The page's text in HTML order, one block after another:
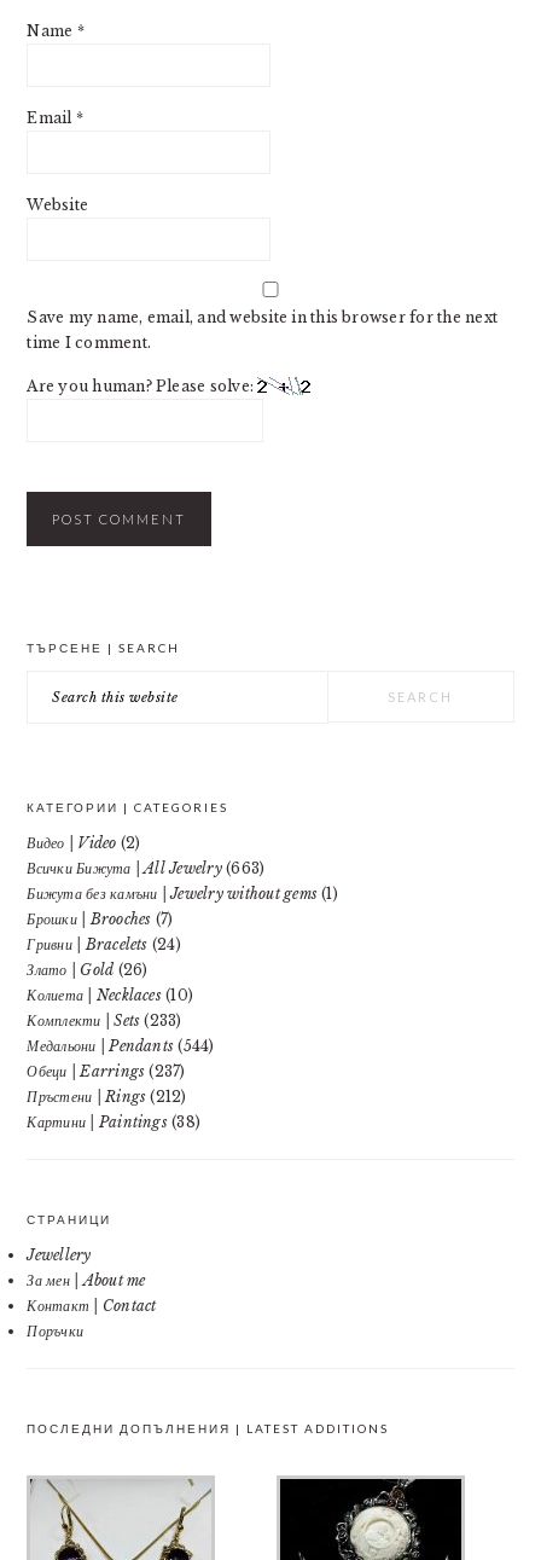
Name *
Email *
Website
Save my name, email, and website in this browser for the next
time I comment.
Are you human? Please solve:
ТЪРСЕНЕ | SEARCH
this
КАТЕГОРИИ | CATEGORIES
Видео | Video (2)
Всички Бижута | All Jewelry(663)
Бижута без камъни | Jewelry without gems (1)
Брошки | Brooches (7)
Гривни | Bracelets (24)
Злато | Gold (26)
Колиета | Necklaces(10)
Комплекти | Sets (233)
Медальони | Pendants (544)
Обеци | Earrings (237)
Пръстени | Rings (212)
Картини | Paintings(38)
СТРАНИЦИ
Jewellery
За мен | About me
Контакт | Contact
Поръчки
ПОСЛЕДНИ ДОПЪЛНЕНИЯ | LATEST ADDITIONS